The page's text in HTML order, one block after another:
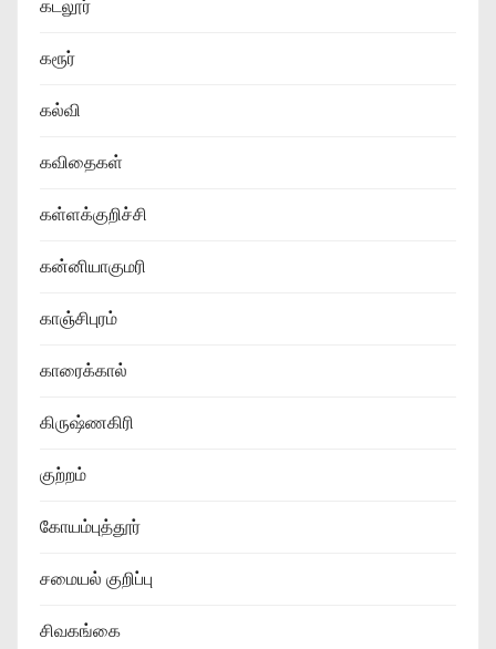
கடலூர்
கரூர்
கல்வி
கவிதைகள்
கள்ளக்குறிச்சி
கன்னியாகுமரி
காஞ்சிபுரம்
காரைக்கால்
கிருஷ்ணகிரி
குற்றம்
கோயம்புத்தூர்
சமையல் குறிப்பு
சிவகங்கை